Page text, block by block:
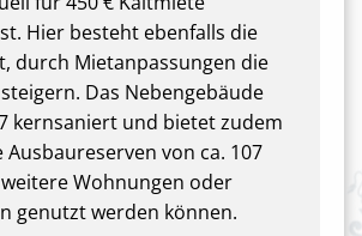
Hier besteht ebenfalls die
durch Mietanpassungen die
Das Nebengebäude
kernsaniert und bietet zudem
Ausbaureserven von ca. 107
Wohnungen oder
genutzt werden können.